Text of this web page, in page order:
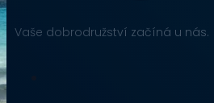
Vaše dobrodružství začíná u nás.